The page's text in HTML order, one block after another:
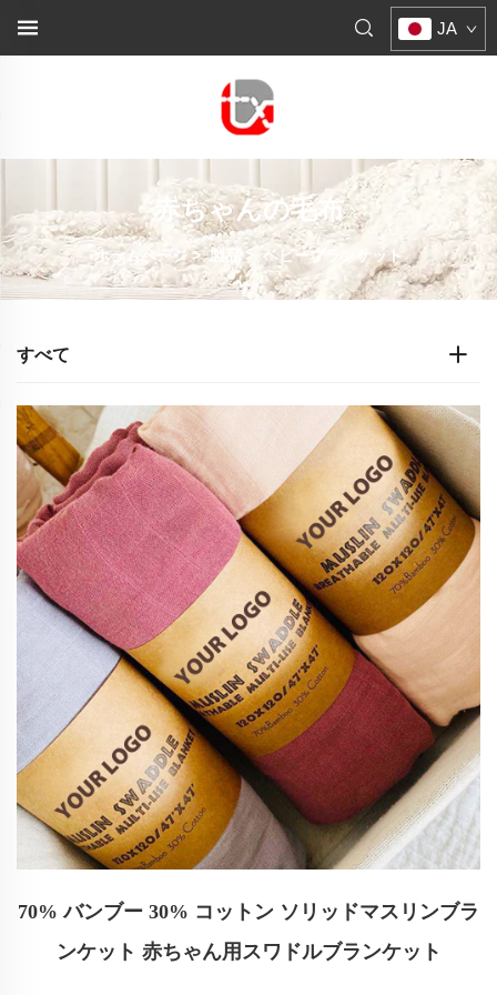
JA
赤ちゃんの毛布
ホームページ>製品 > ベビーブランケット
すべて
70% バンブー 30% コットン ソリッドマスリンブラ
ンケット 赤ちゃん用スワドルブランケット